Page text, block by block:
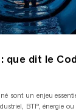
que dit le
sont un enjeu
BTP, énergie ou